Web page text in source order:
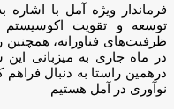
فرماندار ویژه آمل با اشاره
توسعه و تقویت اکوسیستم
ظرفیت‌های فناورانه، همچنین
در ماه جاری به میزبانی
درهمین راستا به دنبال
نوآوری در آمل هستیم